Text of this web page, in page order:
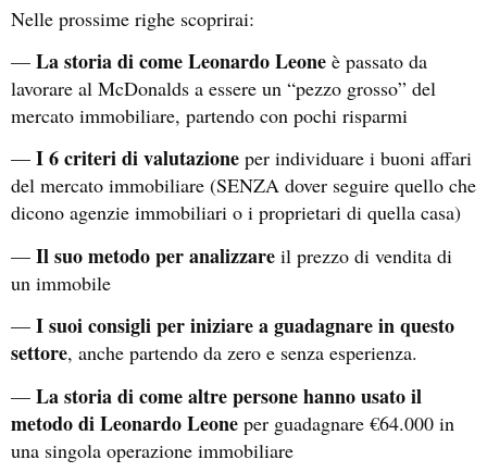
Nelle prossime righe scoprirai:
— La storia di come Leonardo Leone è passato da
lavorare al McDonalds a essere un “pezzo grosso” del
mercato immobiliare, partendo con pochi risparmi
— I 6 criteri di valutazione per individuare i buoni affari
del mercato immobiliare (SENZA dover seguire quello che
dicono agenzie immobiliari o i proprietari di quella casa)
— Il suo metodoperanalizzare il prezzo di vendita di
un immobile
— I suoi consigli per iniziare a guadagnare in questo
settore, anche partendo da zero e senza esperienza.
— La storia di come altre persone hanno usato il
metodo di Leonardo Leone per guadagnare €64.000 in
una singola operazione immobiliare